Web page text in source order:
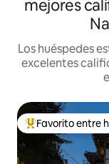
mejores
Los huéspedes
excelentes
Favorito entre
Favorito entre